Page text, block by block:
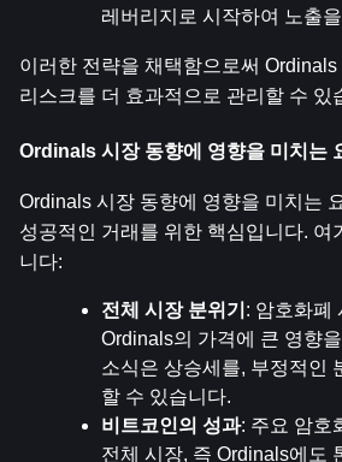
레버리지로 시작하여 노출
이러한 전략을 채택함으로써 Ordinals
리스크를 더 효과적으로 관리할 수 있
Ordinals 시장 동향에 영향을 미치는
Ordinals 시장 동향에 영향을 미치는
성공적인 거래를 위한 핵심입니다. 여
니다:
전체 시장 분위기 : 암호화폐
Ordinals의 가격에 큰 영향
소식은 상승세를, 부정적인
할 수 있습니다.
비트코인의 성과: 주요 암호
전체 시장, 즉 Ordinals에도